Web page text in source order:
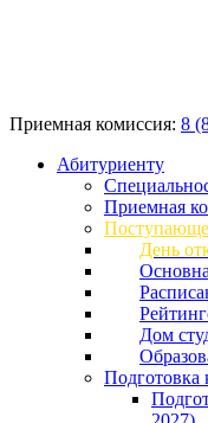
Приемная комиссия: 8
Абитуриенту
Приемная
День
Дом
Подготовка